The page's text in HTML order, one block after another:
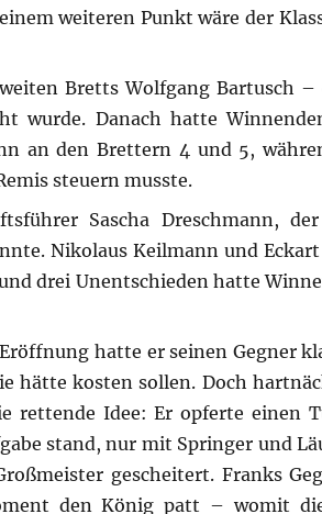
weiteren Punkt wäre der
Bretts Wolfgang Bartusch
wurde. Danach hatte
an den Brettern 4 und 5,
steuern musste.
Sascha Dreschmann,
Nikolaus Keilmann und
drei Unentschieden hatte
hatte er seinen Gegner
hätte kosten sollen. Doch
rettende Idee: Er opferte einen
stand, nur mit Springer und
gescheitert. Franks
den König patt – womit